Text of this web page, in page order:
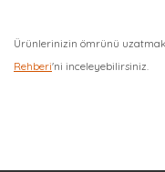
Ürünlerinizin ömrünü
Rehberi'ni inceleyebilirsiniz.